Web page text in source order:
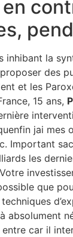
inhibant la
des
et les
15 ans,
jai
Important
les
que
absolument
car il